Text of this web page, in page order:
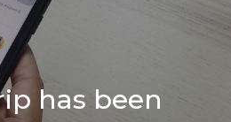
has been